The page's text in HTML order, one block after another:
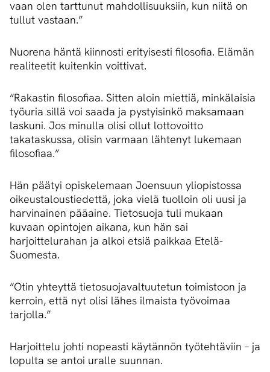
vaan olen tarttunut mahdollisuuksiin, kun niitä on
tullut vastaan.”
Nuorena häntä kiinnosti erityisesti filosofia. Elämän
realiteetit kuitenkin voittivat.
“Rakastin filosofiaa. Sitten aloin miettiä, minkälaisia
työuria sillä voi saada ja pystyisinkö maksamaan
laskuni. Jos minulla olisi ollut lottovoitto
takataskussa, olisin varmaan lähtenyt lukemaan
filosofiaa.”
Hän päätyi opiskelemaan Joensuun yliopistossa
oikeustaloustiedettä, joka vielä tuolloin oli uusi ja
harvinainen pääaine. Tietosuoja tuli mukaan
kuvaan opintojen aikana, kun hän sai
harjoittelurahan ja alkoi etsiä paikkaa Etelä-
Suomesta.
“Otin yhteyttä tietosuojavaltuutetun toimistoon ja
kerroin, että nyt olisi lähes ilmaista työvoimaa
tarjolla.”
Harjoittelu johti nopeasti käytännön työtehtäviin – ja
lopulta se antoi uralle suunnan.